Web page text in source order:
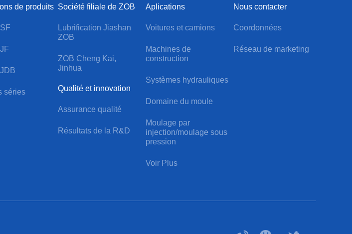
de produits
séries
Société filiale de ZOB
Lubrification Jiashan
ZOB
ZOB Cheng Kai,
Jinhua
Qualité et innovation
Assurance qualité
Résultats de la R&D
Aplications
Voitures et camions
Machines de
construction
Systèmes hydrauliques
Domaine du moule
Moulage par
injection/moulage sous
pression
Voir Plus
Nous contacter
Coordonnées
Réseau de marketing